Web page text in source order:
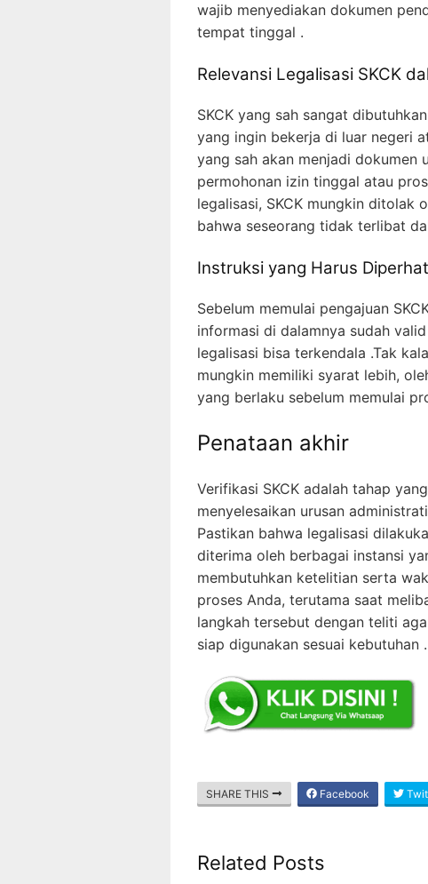
wajib menyediakan dokumen
tempat tinggal .
Relevansi Legalisasi SKCK
SKCK yang sah sangat
yang ingin bekerja di luar negeri
yang sah akan menjadi dokumen
permohonan izin tinggal atau
legalisasi, SKCK mungkin ditolak
bahwa seseorang tidak terlibat
Instruksi yang Harus
Sebelum memulai pengajuan
informasi di dalamnya sudah
legalisasi bisa terkendala .Tak
mungkin memiliki syarat lebih,
yang berlaku sebelum memulai
Penataan akhir
Verifikasi SKCK adalah tahap
menyelesaikan urusan
Pastikan bahwa legalisasi
diterima oleh berbagai instansi
membutuhkan ketelitian serta
proses Anda, terutama saat
langkah tersebut dengan teliti
siap digunakan sesuai kebutuhan .
SHARE THIS Facebook
Related Posts